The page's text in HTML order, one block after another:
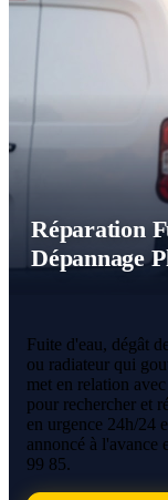
Réparation
Dépannage
Fuite d'eau, dégât
ou radiateur qui
met en relation
pour rechercher et
en urgence 24h/24
annoncé à l'avance
99 85.